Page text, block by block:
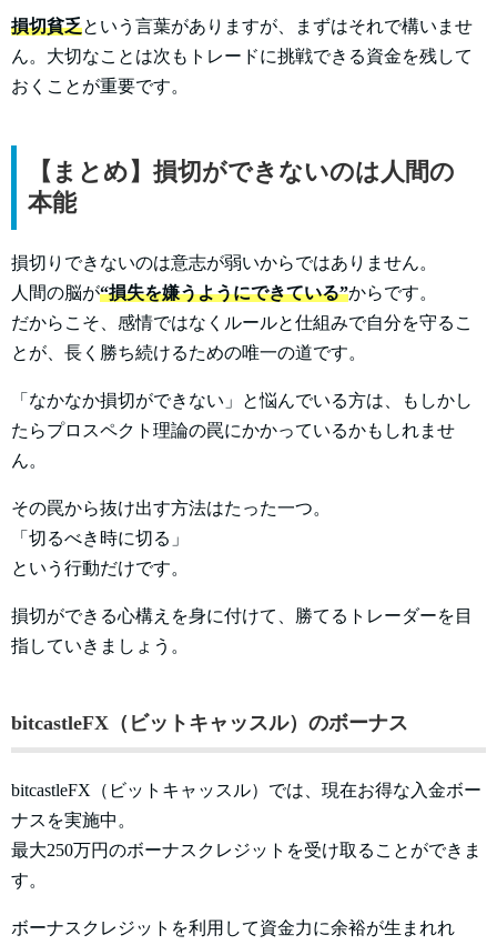
損切貧乏という言葉がありますが、まずはそれで構いませ
ん。大切なことは次もトレードに挑戦できる資金を残して
おくことが重要です。
【まとめ】損切ができないのは人間の
本能
損切りできないのは意志が弱いからではありません。
人間の脳が“損失を嫌うようにできている”からです。
だからこそ、感情ではなくルールと仕組みで自分を守るこ
とが、長く勝ち続けるための唯一の道です。
「なかなか損切ができない」と悩んでいる方は、もしかし
たらプロスペクト理論の罠にかかっているかもしれませ
ん。
その罠から抜け出す方法はたった一つ。
「切るべき時に切る」
という行動だけです。
損切ができる心構えを身に付けて、勝てるトレーダーを目
指していきましょう。
bitcastleFX（ビットキャッスル）のボーナス
bitcastleFX（ビットキャッスル）では、現在お得な入金ボー
ナスを実施中。
最大250万円のボーナスクレジットを受け取ることができま
す。
ボーナスクレジットを利用して資金力に余裕が生まれれ